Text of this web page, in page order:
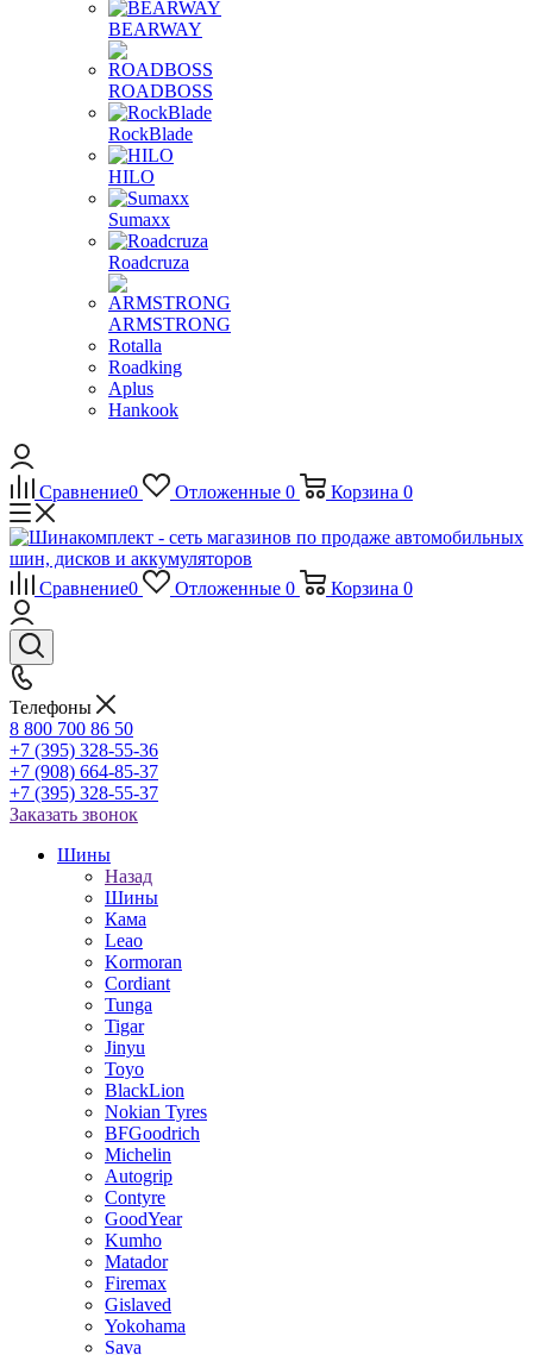
BEARWAY
ROADBOSS
RockBlade
HILO
Sumaxx
Roadcruza
ARMSTRONG
Rotalla
Roadking
Aplus
Hankook
Сравнение0 Отложенные 0 Корзина 0
Сравнение0 Отложенные 0 Корзина 0
Телефоны
8 800 700 86 50
+7 (395) 328-55-36
+7 (908) 664-85-37
+7 (395) 328-55-37
Заказать звонок
Шины
Назад
Шины
Кама
Leao
Kormoran
Cordiant
Tunga
Tigar
Jinyu
Toyo
BlackLion
Nokian Tyres
BFGoodrich
Michelin
Autogrip
Contyre
GoodYear
Kumho
Matador
Firemax
Gislaved
Yokohama
Sava